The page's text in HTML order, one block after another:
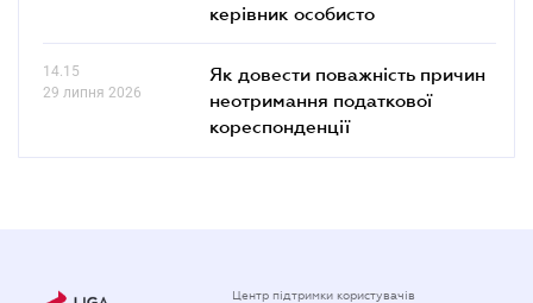
керівник особисто
14.15
29 липня 2026
Як довести поважність причин
неотримання податкової
кореспонденції
Центр підтримки користувачів